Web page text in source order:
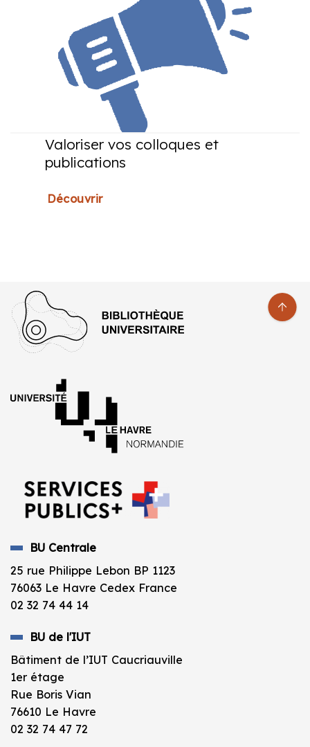
Valoriser vos colloques et
publications
Découvrir
BU Centrale
25 rue Philippe Lebon BP 1123
76063 Le Havre Cedex France
02 32 74 44 14
BU de l'IUT
Bâtiment de l’IUT Caucriauville
1er étage
Rue Boris Vian
76610 Le Havre
02 32 74 47 72